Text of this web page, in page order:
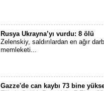
Rusya Ukrayna’yı vurdu: 8 ölü
Zelenskiy, saldırılardan en ağır
memleketi...
Gazze'de can kaybı 73 bine